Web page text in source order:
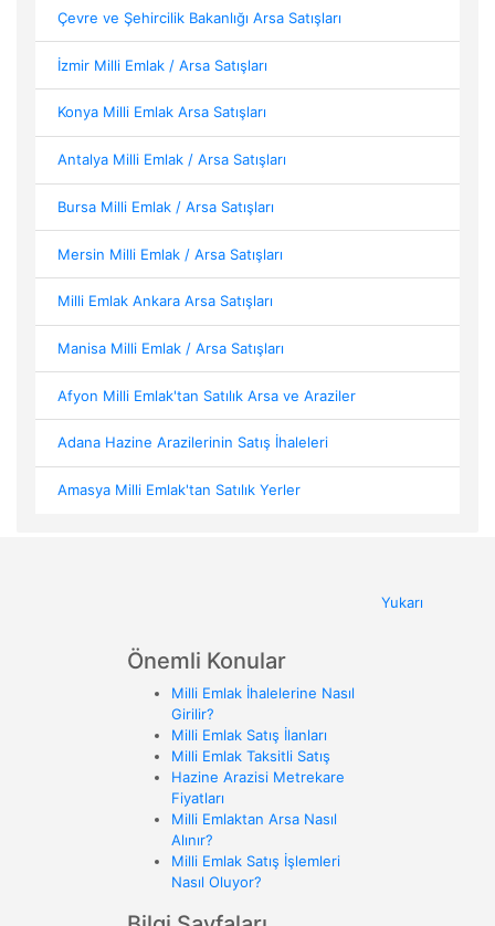
Çevre ve Şehircilik Bakanlığı Arsa Satışları
İzmir Milli Emlak / Arsa Satışları
Konya Milli Emlak Arsa Satışları
Antalya Milli Emlak / Arsa Satışları
Bursa Milli Emlak / Arsa Satışları
Mersin Milli Emlak / Arsa Satışları
Milli Emlak Ankara Arsa Satışları
Manisa Milli Emlak / Arsa Satışları
Afyon Milli Emlak'tan Satılık Arsa ve Araziler
Adana Hazine Arazilerinin Satış İhaleleri
Amasya Milli Emlak'tan Satılık Yerler
Yukarı
Önemli Konular
Milli Emlak İhalelerine Nasıl
Girilir?
Milli Emlak Satış İlanları
Milli Emlak Taksitli Satış
Hazine Arazisi Metrekare
Fiyatları
Milli Emlaktan Arsa Nasıl
Alınır?
Milli Emlak Satış İşlemleri
Nasıl Oluyor?